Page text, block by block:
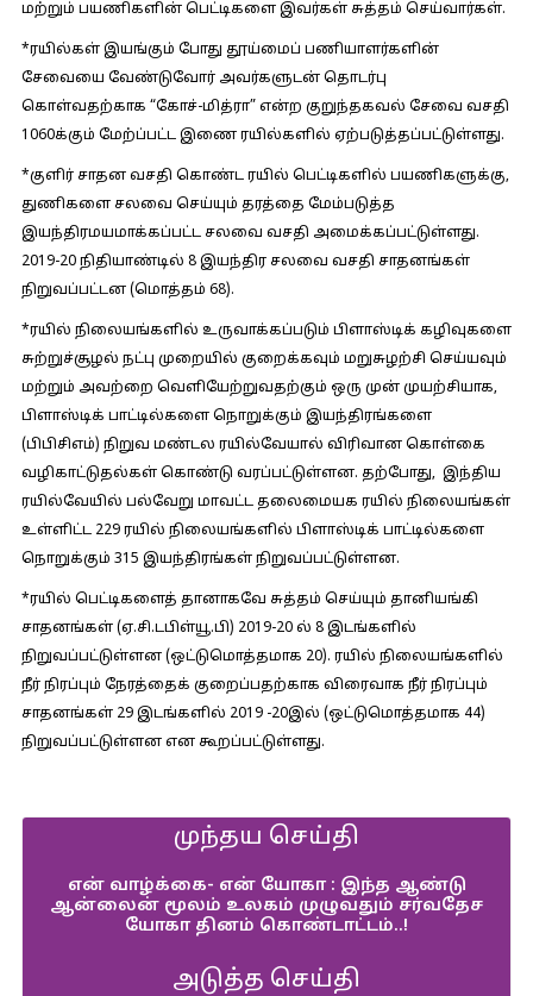
மற்றும் பயணிகளின் பெட்டிகளை இவர்கள் சுத்தம் செய்வார்கள்.
*ரயில்கள் இயங்கும் போது தூய்மைப் பணியாளர்களின்
சேவையை வேண்டுவோர் அவர்களுடன் தொடர்பு
கொள்வதற்காக “கோச்-மித்ரா” என்ற குறுந்தகவல் சேவை வசதி
1060க்கும் மேற்ப்பட்ட இணை ரயில்களில் ஏற்படுத்தப்பட்டுள்ளது.
*குளிர் சாதன வசதி கொண்ட ரயில் பெட்டிகளில் பயணிகளுக்கு,
துணிகளை சலவை செய்யும் தரத்தை மேம்படுத்த
இயந்திரமயமாக்கப்பட்ட சலவை வசதி அமைக்கப்பட்டுள்ளது.
2019-20 நிதியாண்டில் 8 இயந்திர சலவை வசதி சாதனங்கள்
நிறுவப்பட்டன (மொத்தம் 68).
*ரயில் நிலையங்களில் உருவாக்கப்படும் பிளாஸ்டிக் கழிவுகளை
சுற்றுச்சூழல் நட்பு முறையில் குறைக்கவும் மறுசுழற்சி செய்யவும்
மற்றும் அவற்றை வெளியேற்றுவதற்கும் ஒரு முன் முயற்சியாக,
பிளாஸ்டிக் பாட்டில்களை நொறுக்கும் இயந்திரங்களை
(பிபிசிஎம்) நிறுவ மண்டல ரயில்வேயால் விரிவான கொள்கை
வழிகாட்டுதல்கள் கொண்டு வரப்பட்டுள்ளன. தற்போது, ​​ இந்திய
ரயில்வேயில் பல்வேறு மாவட்ட தலைமையக ரயில் நிலையங்கள்
உள்ளிட்ட 229 ரயில் நிலையங்களில் பிளாஸ்டிக் பாட்டில்களை
நொறுக்கும் 315 இயந்திரங்கள் நிறுவப்பட்டுள்ளன.
*ரயில் பெட்டிகளைத் தானாகவே சுத்தம் செய்யும் தானியங்கி
சாதனங்கள் (ஏ.சி.டபிள்யூ.பி) 2019-20 ல் 8 இடங்களில்
நிறுவப்பட்டுள்ளன (ஒட்டுமொத்தமாக 20). ரயில் நிலையங்களில்
நீர் நிரப்பும் நேரத்தைக் குறைப்பதற்காக விரைவாக நீர் நிரப்பும்
சாதனங்கள் 29 இடங்களில் 2019 -20இல் (ஒட்டுமொத்தமாக 44)
நிறுவப்பட்டுள்ளன என கூறப்பட்டுள்ளது.
முந்தய செய்தி
என் வாழ்க்கை- என் யோகா : இந்த ஆண்டு
ஆன்லைன் மூலம் உலகம் முழுவதும் சர்வதேச
யோகா தினம் கொண்டாட்டம்..!
அடுத்த செய்தி